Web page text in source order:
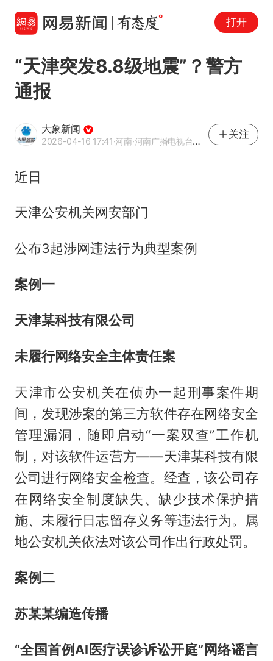
打开
“天津突发8.8级地震”？警方
通报
大象新闻
2026-04-16 17:41·河南·河南广播电视台官方网易号
关注
近日
天津公安机关网安部门
公布3起涉网违法行为典型案例
案例一
天津某科技有限公司
未履行网络安全主体责任案
天津市公安机关在侦办一起刑事案件期
间，发现涉案的第三方软件存在网络安全
管理漏洞，随即启动“一案双查”工作机
制，对该软件运营方——天津某科技有限
公司进行网络安全检查。经查，该公司存
在网络安全制度缺失、缺少技术保护措
施、未履行日志留存义务等违法行为。属
地公安机关依法对该公司作出行政处罚。
案例二
苏某某编造传播
“全国首例AI医疗误诊诉讼开庭”网络谣言